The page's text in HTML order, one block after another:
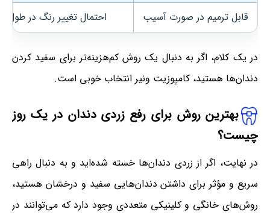
قابل ترمیم در صورت آسیب
احتمال تغییر رنگ در طول
در یک کلام، اگر به دنبال یک روش کم‌هزینه‌تر برای سفید کردن
دندان‌ها هستید، کامپوزیت ونیر انتخاب خوبی است.
بهترین روش برای رفع زردی دندان در یک روز
چیست؟
در نهایت، اگر از زردی دندان‌ها خسته شده‌اید و به دنبال راهی
سریع و مؤثر برای داشتن دندان‌هایی سفید و درخشان هستید،
روش‌های خانگی و کلینیکی متعددی وجود دارد که می‌توانند در